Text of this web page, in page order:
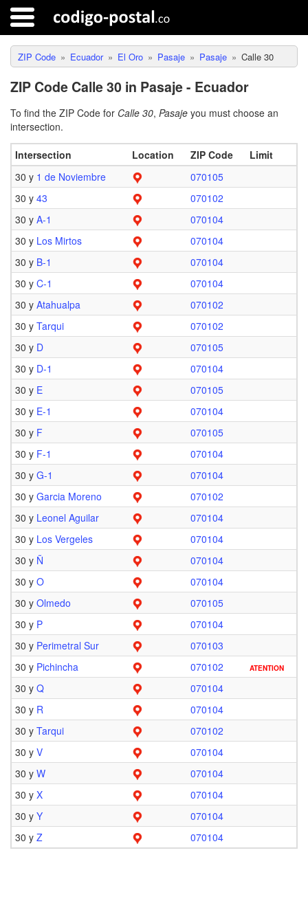
ZIP Code Ecuador El Oro Pasaje Pasaje Calle 30
ZIP Code Calle 30 in Pasaje - Ecuador
To find the ZIP Code for Calle 30, Pasaje you must choose an
intersection.
Intersection Location ZIP Code
Limit
30 y 1 de Noviembre
070105
30 y 43
070102
30 y A-1
070104
30 y Los Mirtos
070104
30 y B-1
070104
30 y C-1
070104
30 y Atahualpa
070102
30 y Tarqui
070102
30 y D
070105
30 y D-1
070104
30 y E
070105
30 y E-1
070104
30 y F
070105
30 y F-1
070104
30 y G-1
070104
30 y Garcia Moreno
070102
30 y Leonel Aguilar
070104
30 y Los Vergeles
070104
30 y Ñ
070104
30 y O
070104
30 y Olmedo
070105
30 y P
070104
30 y Perimetral Sur
070103
30 y Pichincha 070102 ATENTION
30 y Q
070104
30 y R
070104
30 y Tarqui
070102
30 y V
070104
30 y W
070104
30 y X
070104
30 y Y
070104
30 y Z 070104